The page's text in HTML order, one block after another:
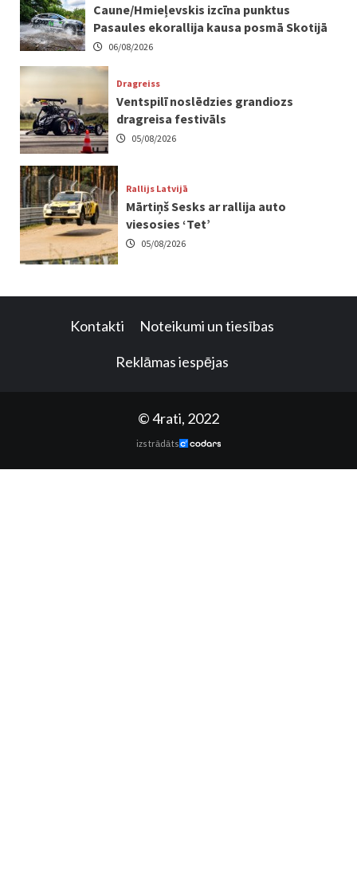
Caune/Hmieļevskis izcīna punktus
Pasaules ekorallija kausa posmā Skotijā
06/08/2026
Dragreiss
Ventspilī noslēdzies grandiozs
dragreisa festivāls
05/08/2026
Rallijs Latvijā
Mārtiņš Sesks ar rallija auto
viesosies ‘Tet’
05/08/2026
Kontakti Noteikumi un tiesības
Reklāmas iespējas
© 4rati, 2022
izstrādāts